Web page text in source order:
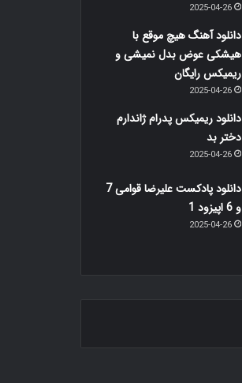
2025-04-26
دانلود آهنگ هیچ موقع با
هیشکی عوض بدل نمیشی و
ریمیکس رایگان
2025-04-26
دانلود ریمیکس پدرام ژاندارم
دختر بد
2025-04-26
دانلود پادکست علیرضا قوامی 7
و 6 اپیزود 1
2025-04-26